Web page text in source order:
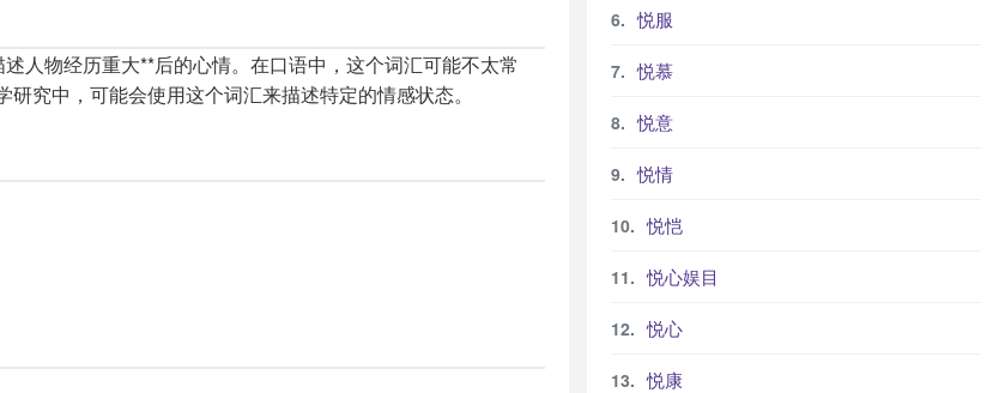
悦服
悦慕
悦意
悦情
悦恺
悦心娱目
悦心
悦康
人物经历重大**后的心情。在口语中，这个词汇可能不太常
究中，可能会使用这个词汇来描述特定的情感状态。